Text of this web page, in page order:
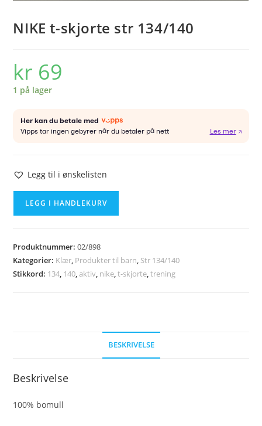
NIKE t-skjorte str 134/140
kr 69
1 på lager
Legg til i ønskelisten
134/140
antall
LEGG I HANDLEKURV
Produktnummer:02/898
Kategorier: Klær, Produkter til barn, Str 134/140
Stikkord: 134, 140,aktiv, nike,t-skjorte,trening
BESKRIVELSE
Beskrivelse
100% bomull